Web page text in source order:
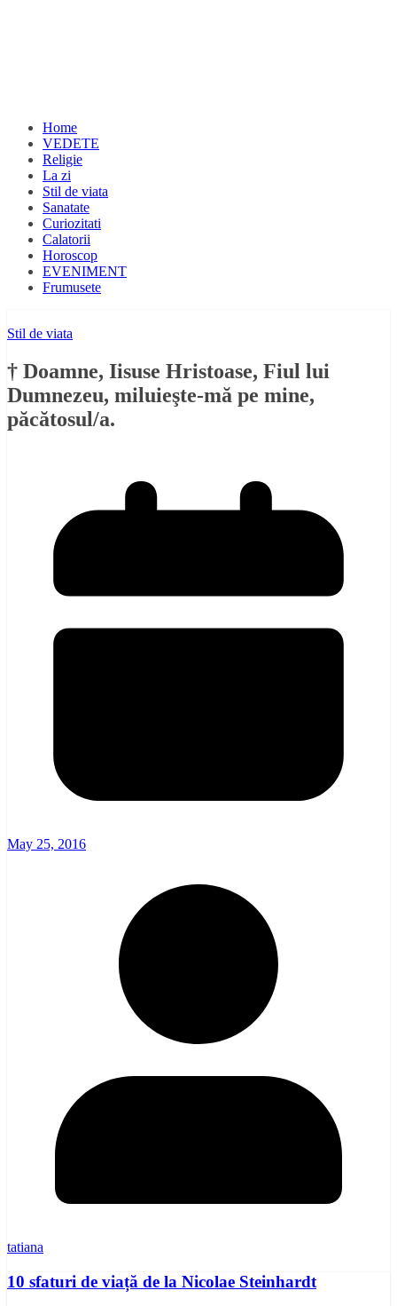
Home
VEDETE
Religie
La zi
Stil de viata
Sanatate
Curiozitati
Calatorii
Horoscop
EVENIMENT
Frumusete
Stil de viata
† Doamne, Iisuse Hristoase, Fiul lui
Dumnezeu, miluieşte-mă pe mine,
păcătosul/a.
May 25, 2016
tatiana
10 sfaturi de viață de la Nicolae Steinhardt